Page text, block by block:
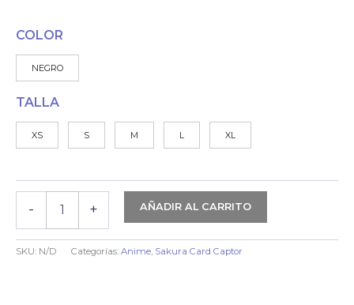
COLOR
NEGRO
TALLA
XS S M L XL
-
SAKURA
CARDCAPTOR
|
+ AÑADIR AL CARRITO
SKU: N/D Categorías: Anime, Sakura Card Captor